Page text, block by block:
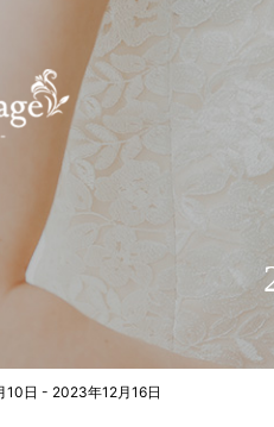
10日 - 2023年12月16日